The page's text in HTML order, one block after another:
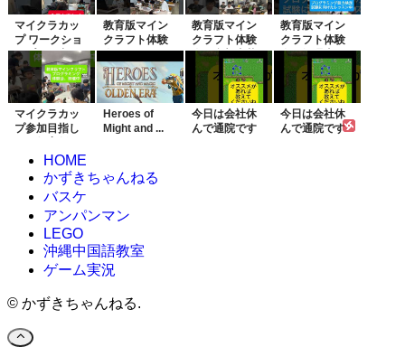
マイクラカッ
プ ワークショ
ップ開催中
教育版マイン
クラフト体験
会開催！マイ
クラ...
教育版マイン
クラフト体験
会、参加者募
集中
教育版マイン
クラフト体験
会、毎週土日
開催...
マイクラカッ
プ参加目指し
イン...
Heroes of
Might and ...
今日は会社休
んで通院です
今日は会社休
んで通院です
HOME
かずきちゃんねる
バスケ
アンパンマン
LEGO
沖縄中国語教室
ゲーム実況
© かずきちゃんねる.